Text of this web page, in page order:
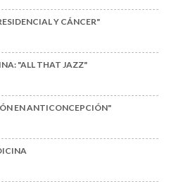
Y CÁNCER"
"ALL THAT JAZZ"
EN ANTICONCEPCIÓN"